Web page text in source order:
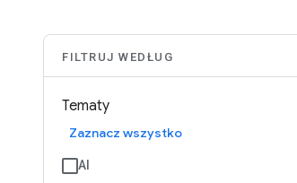
FILTRUJ WEDŁUG
Tematy
Zaznacz wszystko
AI